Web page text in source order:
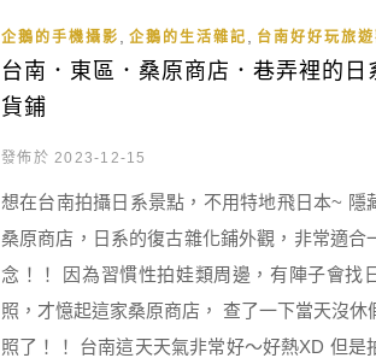
企鵝的手機攝影 企鵝的生活雜記 台南好好玩旅
台南．東區．桑原商店．巷弄裡的日
貨鋪
發佈於 2023-12-15
想在台南拍攝日系景點，不用特地飛日本~ 隱
桑原商店，日系的復古雜化鋪外觀，非常適合
念！！ 因為習慣性拍娃類周邊，有陣子會找
照，才憶起這家桑原商店， 查了一下當天沒休
照了！！ 台南這天天氣非常好～好熱XD 但是